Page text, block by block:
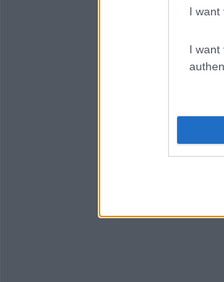
I want
I want